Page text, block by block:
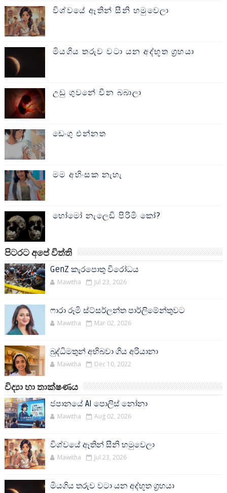
විශ්වයේ ඈතින් සීනි හමුවෙලා
මියගිය තරුව වටා යන අද්භූත ග්‍රහයා
උඩු ගුවනේ චීන බබාලා
ඩෙංගු එන්නත
මම අහිංසක නැහැ
හෝමෝ නැලෙඩි පිරිමි කෝ?
පිටරට අපේ විත්ති
GenZ කැරපොතු විරෝධය
Mawitha Jul 23, 2026
ෆාරා රූමි ස්ට්සර්ලන්ත පාර්ලිමේන්තුවට
Mawitha Mar 02, 2026
බුද්ධිමතුන් අභිබවා ගිය අරියානා
Mawitha Dec 10, 2022
විද්‍යා හා තාක්ෂණය
ජපානයේ AI පොලිස් නෝනා
Mawitha Aug 02, 2026
විශ්වයේ ඈතින් සීනි හමුවෙලා
Mawitha Jul 23, 2026
මියගිය තරුව වටා යන අද්භූත ග්‍රහයා